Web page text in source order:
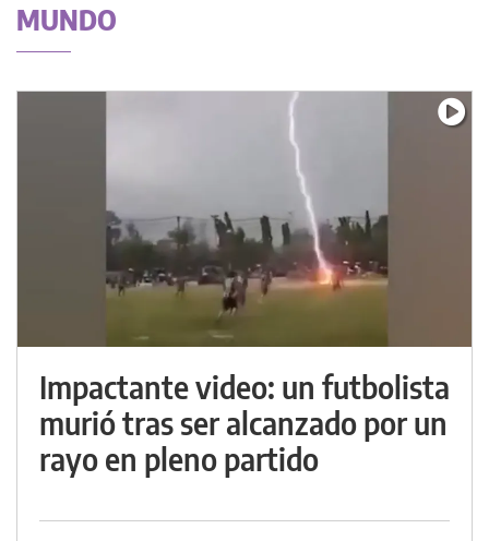
MUNDO
Impactante video: un futbolista
murió tras ser alcanzado por un
rayo en pleno partido